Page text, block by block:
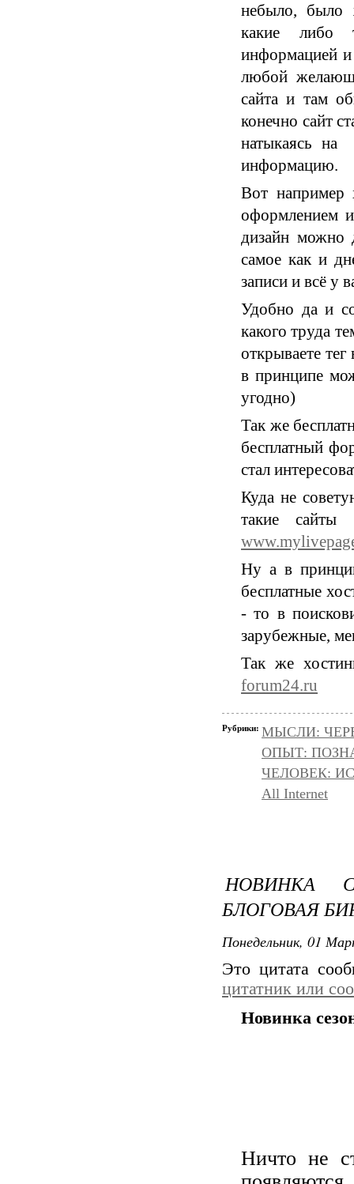
небыло, было
какие либо
информацией и
любой
сайта и там
конечно сайт
натыкаясь на
информацию.
Вот например
оформлением
дизайн можно
самое как и
записи и всё у
Удобно да и
какого труда
открываете
в принципе
угодно)
Так же
бесплатный
стал
Куда не
такие
Ну а в
бесплатные
- то в
зарубежные,
Так же
forum24.ru
Рубрики: МЫСЛИ:
ОПЫТ:
ЧЕЛОВЕК:
All Internet
НОВИНКА
БЛОГОВАЯ
Понедельник, 01
Это цитата
цитатник или
Новинка
Ничто не